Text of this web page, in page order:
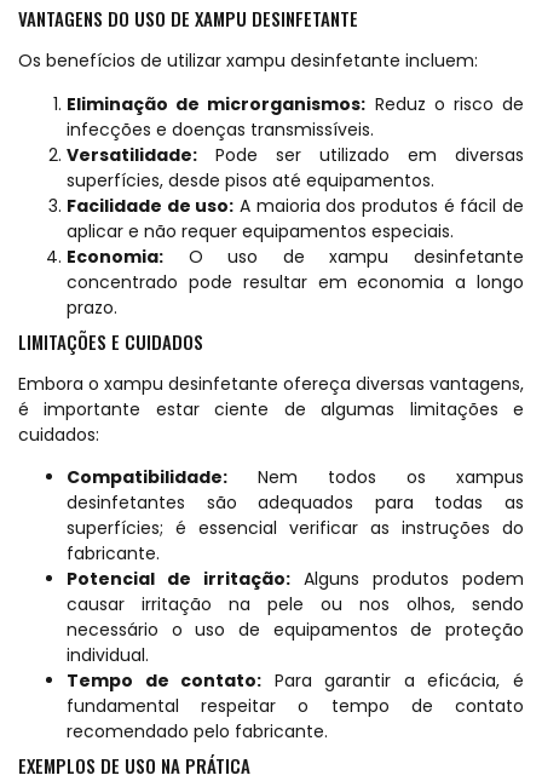
VANTAGENS DO USO DE XAMPU DESINFETANTE
Os benefícios de utilizar xampu desinfetante incluem:
Eliminação de microrganismos: Reduz o risco de
infecções e doenças transmissíveis.
Versatilidade: Pode ser utilizado em diversas
superfícies, desde pisos até equipamentos.
Facilidade de uso: A maioria dos produtos é fácil de
aplicar e não requer equipamentos especiais.
Economia: O uso de xampu desinfetante
concentrado pode resultar em economia a longo
prazo.
LIMITAÇÕES E CUIDADOS
Embora o xampu desinfetante ofereça diversas vantagens,
é importante estar ciente de algumas limitações e
cuidados:
Compatibilidade: Nem todos os xampus
desinfetantes são adequados para todas as
superfícies; é essencial verificar as instruções do
fabricante.
Potencial de irritação: Alguns produtos podem
causar irritação na pele ou nos olhos, sendo
necessário o uso de equipamentos de proteção
individual.
Tempo de contato: Para garantir a eficácia, é
fundamental respeitar o tempo de contato
recomendado pelo fabricante.
EXEMPLOS DE USO NA PRÁTICA